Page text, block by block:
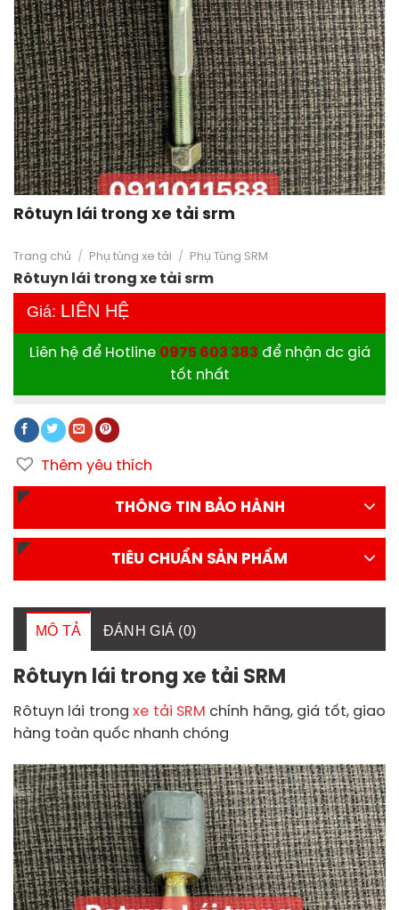
Rôtuyn lái trong xe tải srm
Trang chủ / Phụ tùng xe tải / Phụ Tùng SRM
Rôtuyn lái trong xe tải srm
Giá: LIÊN HỆ
Liên hệ để Hotline 0975 603 383 để nhận dc giá
tốt nhất
Thêm yêu thích
THÔNG TIN BẢO HÀNH
TIÊU CHUẨN SẢN PHẨM
MÔ TẢ ĐÁNH GIÁ (0)
Rôtuyn lái trong xe tải SRM
Rôtuyn lái trongxe tải SRM chính hãng, giá tốt, giao
hàng toàn quốc nhanh chóng